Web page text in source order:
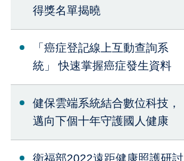
得獎名單揭曉
「癌症登記線上互動查詢系
統」 快速掌握癌症發生資料
健保雲端系統結合數位科技，
邁向下個十年守護國人健康
衛福部2022遠距健康照護研討